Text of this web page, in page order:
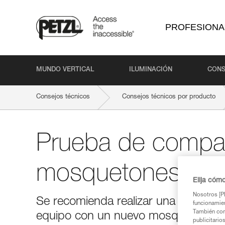
MUNDO VERTICAL ILUMINACIÓN
Consejos técnicos Consejos técnicos por producto
Prueba de
mosquetones
Se recomienda realizar una prueba
equipo con un nuevo mosquetón.
Elija
Nosotros
También